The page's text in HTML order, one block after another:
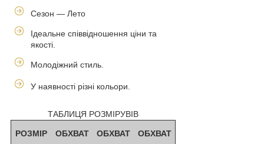
Сезон — Лето
Ідеальне співвідношення ціни та
якості.
Молодіжний стиль.
У наявності різні кольори.
ТАБЛИЦЯ РОЗМІРУВІВ
РОЗМІР
ОБХВАТ
ОБХВАТ
ОБХВАТ